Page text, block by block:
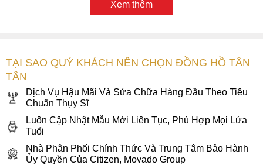
Xem thêm
TẠI SAO QUÝ KHÁCH NÊN CHỌN ĐỒNG HỒ TÂN
TÂN
Dịch Vụ Hậu Mãi Và Sửa Chữa Hàng Đầu Theo Tiêu
Chuẩn Thụy Sĩ
Luôn Cập Nhật Mẫu Mới Liên Tục, Phù Hợp Mọi Lứa
Tuổi
Nhà Phân Phối Chính Thức Và Trung Tâm Bảo Hành
Ủy Quyền Của Citizen, Movado Group